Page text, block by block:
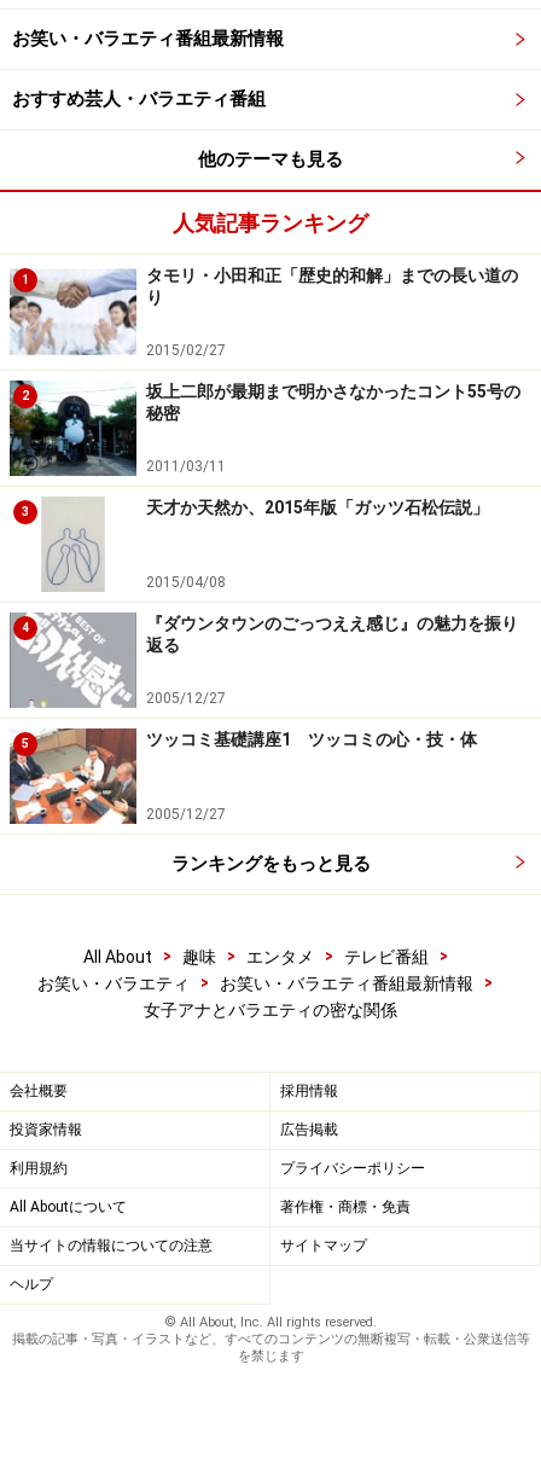
った感があります。やはりここもしばらくは、フリーア
ナに番組を任せることになるんでしょうか?
次のページ では、女子アナブームの火付け役フジテレビ
に、近年底力をつけてきているテレビ朝日、テレビ東京
テレビでは見られない素顔を綴ったエッセイにも人気が高
局を問わず、ニュースにバラエティにドラマに……と大活躍
の小林麻央
※記事内容は執筆時点のものです。最新の内容をご確認くださ
い。
お笑い・バラエティ番組最新情報
おすすめ芸人・バラエティ番組
他のテーマも見る
人気記事ランキング
1
タモリ・小田和正「歴史的和解」までの長い道の
り
2015/02/27
2
坂上二郎が最期まで明かさなかったコント55号の
秘密
2011/03/11
3 天才か天然か、2015年版「ガッツ石松伝説」
2015/04/08
4
『ダウンタウンのごっつええ感じ』の魅力を振り
返る
2005/12/27
5 ツッコミ基礎講座1 ツッコミの心・技・体
2005/12/27
ランキングをもっと見る
All About > 趣味 > エンタメ > テレビ番組
>
お笑い・バラエティ
> お笑い・バラエティ番組最新情報
>
女子アナとバラエティの密な関係
会社概要 採用情報
投資家情報 広告掲載
利用規約 プライバシーポリシー
All Aboutについて 著作権・商標・免責
当サイトの情報についての注意 サイトマップ
ヘルプ
© All About, Inc. All rights reserved.
掲載の記事・写真・イラストなど、すべてのコンテンツの無断複写・転載・公衆送信等
を禁じます